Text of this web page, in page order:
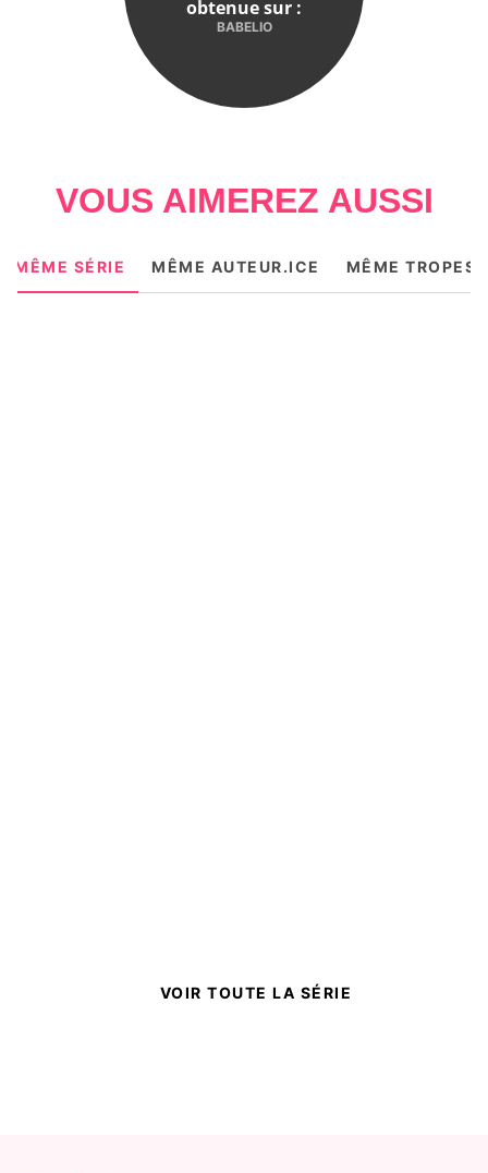
obtenue sur :
BABELIO
VOUS AIMEREZ AUSSI
MÊME SÉRIE MÊME AUTEUR.ICE MÊME TROPES
VOIR TOUTE LA SÉRIE